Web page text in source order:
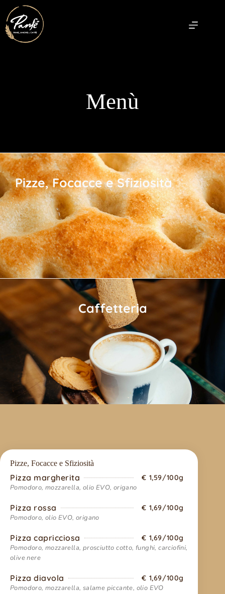
Menù
Pizze, Focacce e Sfiziosità
Caffetteria
Pizze, Focacce e Sfiziosità
Pizza margherita
€ 1,59/100g
Pomodoro, mozzarella, olio EVO, origano
Pizza rossa
€ 1,69/100g
Pomodoro, olio EVO, origano
Pizza capricciosa
€ 1,69/100g
Pomodoro, mozzarella, prosciutto cotto, funghi, carciofini,
olive nere
Pizza diavola
€ 1,69/100g
Pomodoro, mozzarella, salame piccante, olio EVO